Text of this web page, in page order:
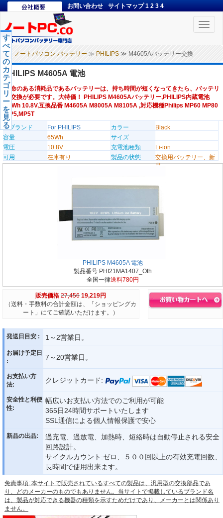
お問い合わせ サイトマップ 1 2 3 4
Toggle
ノートパソコン バッテリー ≫ PHILIPS ≫ M4605Aバッテリー交換
す
べ
て
の
カ
テ
ゴ
リ
ー
を
見
る
PHILIPS M4605A 電池
寿命のある消耗品であるバッテリーは、持ち時間が短くなってきたら、バッテリ
ー交換が必要です。大特価！ PHILIPS M4605Aバッテリー,PHILIPS内蔵電池
65Wh 10.8V,互換品番 M4605A M8005A M8105A ,対応機種Philips MP60 MP80
MP5,MP5T
のブランド
For PHILIPS カラー
Black
容量
65Wh
サイズ
電圧
10.8V 充電池種類
Li-ion
可用
在庫有り 製品の状態
交換用バッテリー、新
品
PHILIPS M4605A 電池
製品番号 PHI21MA1407_Oth
全国一律送料780円
販売価格 27,456 19,219円
（送料・手数料の合計金額は、「ショッピングカ
ート」にてご確認いただけます。）
発送日目安 : 1～2営業日。
お届け予定日
:
7～20営業日。
お支払い方
法:
クレジットカード:
安全性と利便
性:
幅広いお支払い方法でのご利用が可能
365日24時間サポートいたします
SSL通信による個人情報保護で安心
新品の出品:
過充電、過放電、加熱時、短絡時は自動停止される安全
回路設計。
サイクルカウント:ゼロ、５００回以上の有効充電回数、
長時間で使用出来ます。
免責事項: 本サイトで販売されているすべての製品は、汎用型の交換部品であ
り、どのメーカーのものでもありません。当サイトで掲載しているブランド名
は、製品が対応できる機器の種類を示すためだけであり、メーカーとは関係あり
ません。